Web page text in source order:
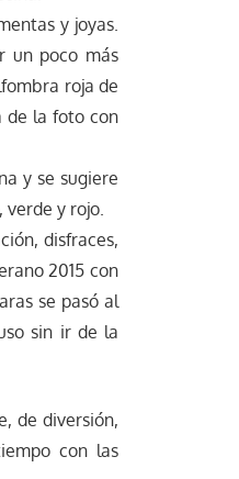
y joyas.
un poco más
roja de
de la foto con
y se sugiere
verde y rojo.
disfraces,
2015 con
se pasó al
sin ir de la
de diversión,
con las